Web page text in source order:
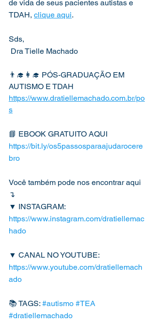
de vida de seus pacientes autistas e
TDAH, clique aqui.
Sds,
Dra Tielle Machado
👨‍🎓👩‍🎓 PÓS-GRADUAÇÃO EM
AUTISMO E TDAH
https://www.dratiellemachado.com.br/po
s
📘 EBOOK GRATUITO AQUI
https://bit.ly/os5passosparaajudarocere
bro
Você também pode nos encontrar aqui
↴
▼ INSTAGRAM:
https://www.instagram.com/dratiellemac
hado
▼ CANAL NO YOUTUBE:
https://www.youtube.com/dratiellemach
ado
📚 TAGS: #autismo #TEA
#dratiellemachado